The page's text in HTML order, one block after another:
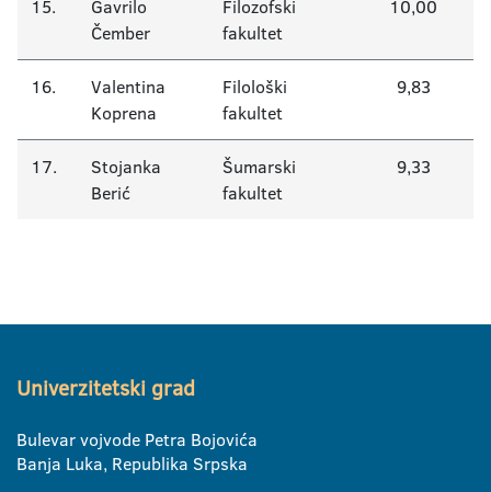
15.
Gavrilo
Čember
Filozofski
fakultet
10,00
16.
Valentina
Koprena
Filološki
fakultet
9,83
17.
Stojanka
Berić
Šumarski
fakultet
9,33
Univerzitetski grad
Bulevar vojvode Petra Bojovića
Banja Luka, Republika Srpska